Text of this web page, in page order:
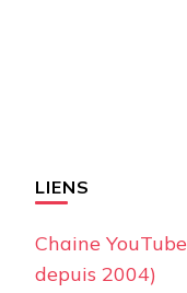
LIENS
Chaine
depuis 2004)